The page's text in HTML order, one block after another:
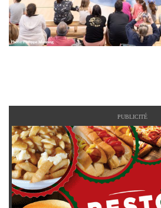
PUBLICITÉ